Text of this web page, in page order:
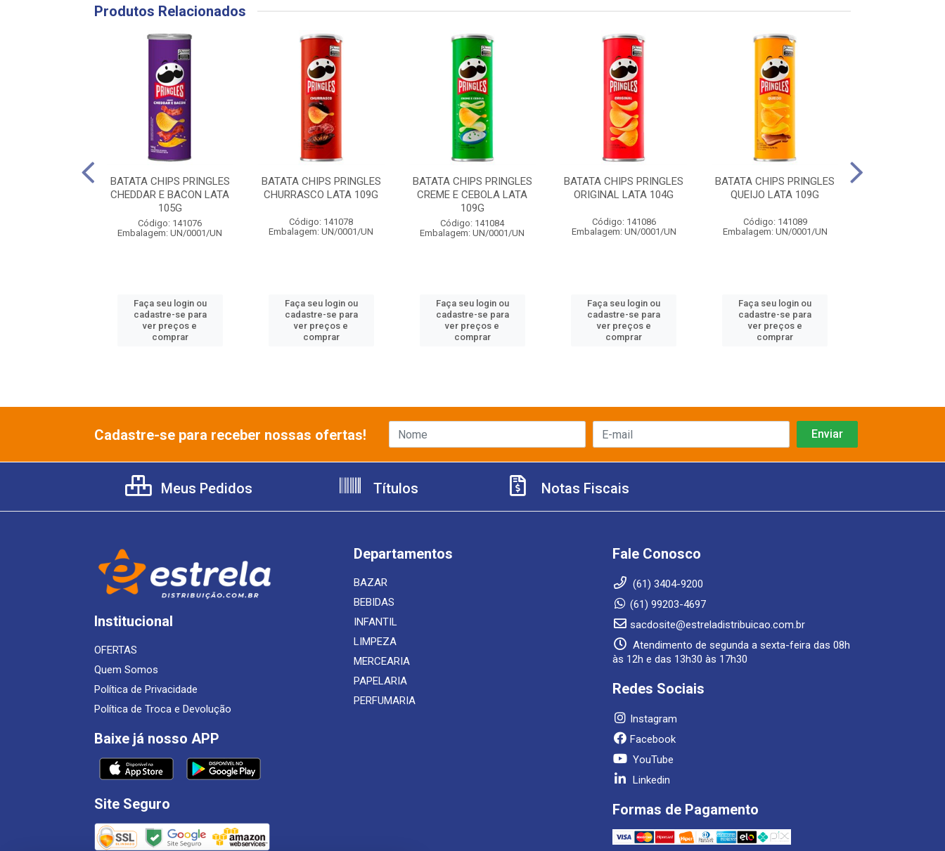
Produtos Relacionados
BATATA CHIPS PRINGLES
CHEDDAR E BACON LATA
105G
Código: 141076
Embalagem: UN/0001/UN
Faça seu login ou
cadastre-se para
ver preços e
comprar
BATATA CHIPS PRINGLES
CHURRASCO LATA 109G
Código: 141078
Embalagem: UN/0001/UN
Faça seu login ou
cadastre-se para
ver preços e
comprar
BATATA CHIPS PRINGLES
CREME E CEBOLA LATA
109G
Código: 141084
Embalagem: UN/0001/UN
Faça seu login ou
cadastre-se para
ver preços e
comprar
BATATA CHIPS PRINGLES
ORIGINAL LATA 104G
Código: 141086
Embalagem: UN/0001/UN
Faça seu login ou
cadastre-se para
ver preços e
comprar
BATATA CHIPS PRINGLES
QUEIJO LATA 109G
Código: 141089
Embalagem: UN/0001/UN
Faça seu login ou
cadastre-se para
ver preços e
comprar
Cadastre-se para receber nossas ofertas!
Meus Pedidos Títulos Notas Fiscais
Institucional
OFERTAS
Quem Somos
Política de Privacidade
Política de Troca e Devolução
Baixe já nosso APP
Site Seguro
Departamentos
BAZAR
BEBIDAS
INFANTIL
LIMPEZA
MERCEARIA
PAPELARIA
PERFUMARIA
Fale Conosco
(61) 3404-9200
(61) 99203-4697
sacdosite@estreladistribuicao.com.br
Atendimento de segunda a sexta-feira das 08h
às 12h e das 13h30 às 17h30
Redes Sociais
Instagram
Facebook
YouTube
Linkedin
Formas de Pagamento